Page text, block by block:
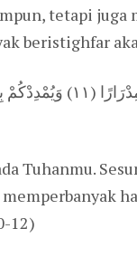
tetapi
beristighfar
فَقُلْتُ اسْتَغْفِرُوا رَبَّكُمْ
Tuhanmu.
12)